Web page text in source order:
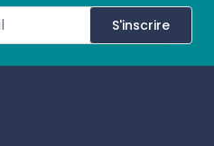
S'inscrire